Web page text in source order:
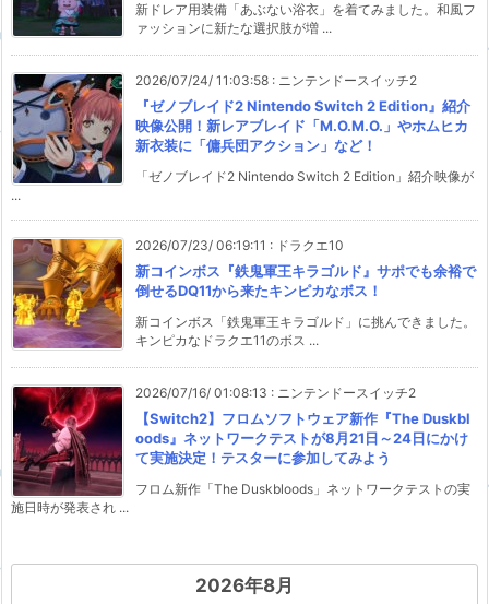
新ドレア用装備「あぶない浴衣」を着てみました。和風フ
ァッションに新たな選択肢が増 ...
2026/07/24/ 11:03:58 : ニンテンドースイッチ2
『ゼノブレイド2 Nintendo Switch 2 Edition』紹介
映像公開！新レアブレイド「M.O.M.O.」やホムヒカ
新衣装に「傭兵団アクション」など！
「ゼノブレイド2 Nintendo Switch 2 Edition」紹介映像が
...
2026/07/23/ 06:19:11 : ドラクエ10
新コインボス『鉄鬼軍王キラゴルド』サポでも余裕で
倒せるDQ11から来たキンピカなボス！
新コインボス「鉄鬼軍王キラゴルド」に挑んできました。
キンピカなドラクエ11のボス ...
2026/07/16/ 01:08:13 : ニンテンドースイッチ2
【Switch2】フロムソフトウェア新作『The Duskbl
oods』ネットワークテストが8月21日～24日にかけ
て実施決定！テスターに参加してみよう
フロム新作「The Duskbloods」ネットワークテストの実
施日時が発表され ...
2026年8月